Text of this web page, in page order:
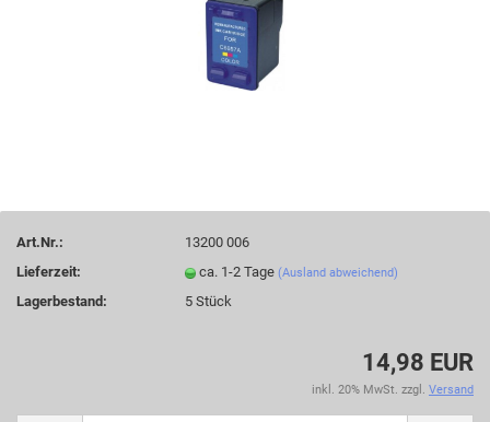
Art.Nr.:
13200 006
Lieferzeit:
ca. 1-2 Tage(Ausland abweichend)
Lagerbestand: 5Stück
14,98 EUR
inkl. 20% MwSt. zzgl. Versand